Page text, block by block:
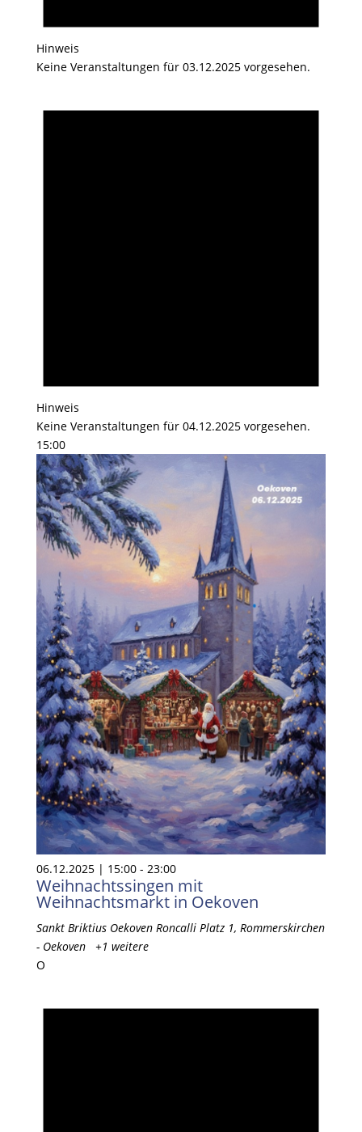
Hinweis
Keine Veranstaltungen für 03.12.2025 vorgesehen.
Hinweis
Keine Veranstaltungen für 04.12.2025 vorgesehen.
15:00
06.12.2025 | 15:00- 23:00
Weihnachtssingen mit
Weihnachtsmarkt in Oekoven
Sankt Briktius Oekoven Roncalli Platz 1, Rommerskirchen
- Oekoven
+1 weitere
O